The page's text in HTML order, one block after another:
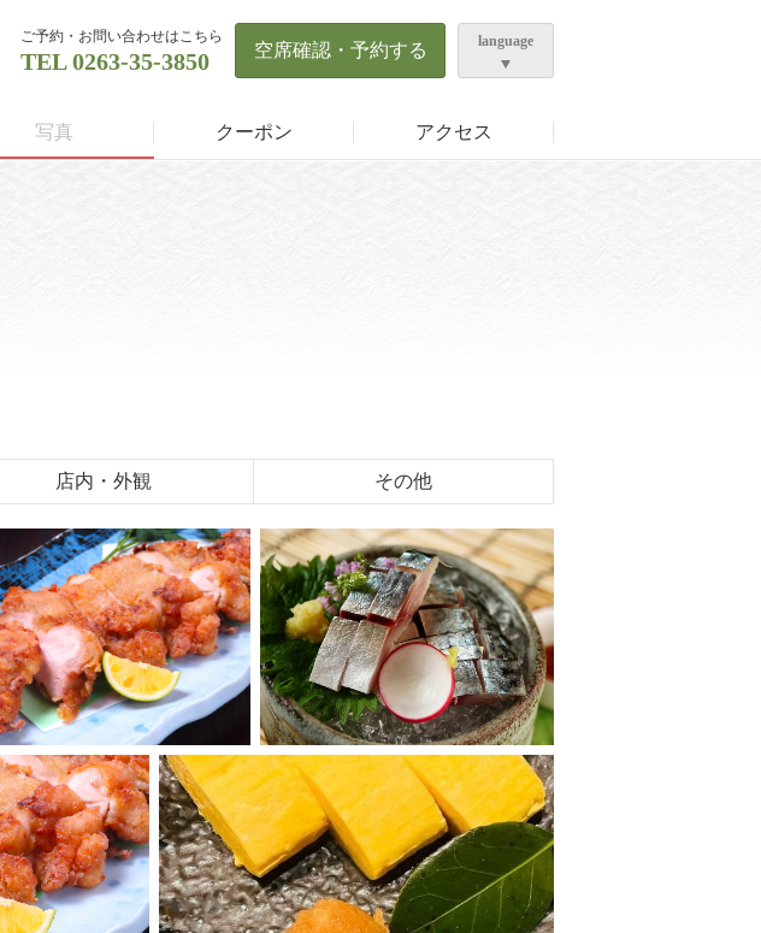
ご予約・お問い合わせはこちら
TEL0263-35-3850 空席確認・予約する language
写真 クーポン アクセス
店内・外観 その他